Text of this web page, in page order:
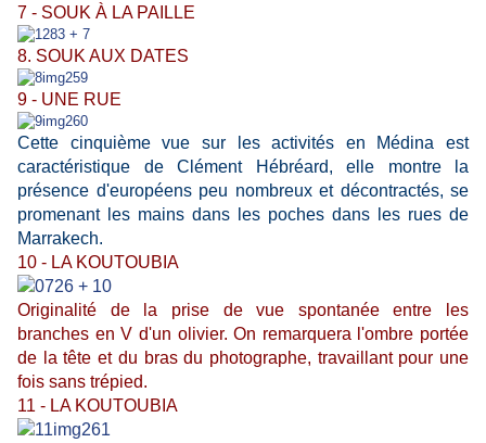
7 - SOUK À LA PAILLE
8. SOUK AUX DATES
9 - UNE RUE
Cette cinquième vue sur les activités en Médina est
caractéristique de Clément Hébréard, elle montre la
présence d'européens peu nombreux et décontractés, se
promenant les mains dans les poches dans les rues de
Marrakech.
10 - LA KOUTOUBIA
Originalité de la prise de vue spontanée entre les
branches en V d'un olivier. On remarquera l'ombre portée
de la tête et du bras du photographe, travaillant pour une
fois sans trépied.
11 - LA KOUTOUBIA